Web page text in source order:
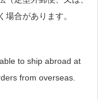
場合があります。
to ship abroad at
from overseas.